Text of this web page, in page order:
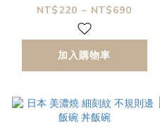
NT$220 ~ NT$690
加入購物車